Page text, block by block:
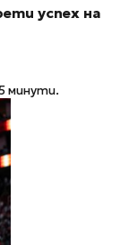
успех на
минути.